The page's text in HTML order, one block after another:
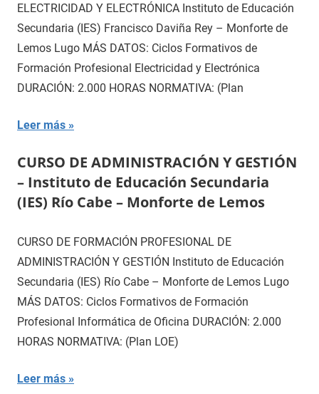
ELECTRICIDAD Y ELECTRÓNICA Instituto de Educación
Secundaria (IES) Francisco Daviña Rey – Monforte de
Lemos Lugo MÁS DATOS: Ciclos Formativos de
Formación Profesional Electricidad y Electrónica
DURACIÓN: 2.000 HORAS NORMATIVA: (Plan
Leer más
CURSO DE ADMINISTRACIÓN Y GESTIÓN
– Instituto de Educación Secundaria
(IES) Río Cabe – Monforte de Lemos
CURSO DE FORMACIÓN PROFESIONAL DE
ADMINISTRACIÓN Y GESTIÓN Instituto de Educación
Secundaria (IES) Río Cabe – Monforte de Lemos Lugo
MÁS DATOS: Ciclos Formativos de Formación
Profesional Informática de Oficina DURACIÓN: 2.000
HORAS NORMATIVA: (Plan LOE)
Leer más